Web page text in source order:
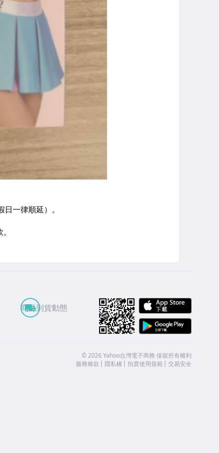
商品到貨動態
©2026 Yahoo台灣電子商務 保留所有權利
服務條款
隱私權 拍賣使用規範 交易安全